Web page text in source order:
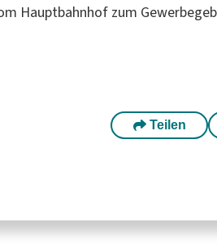
Hauptbahnhof zum
Teilen